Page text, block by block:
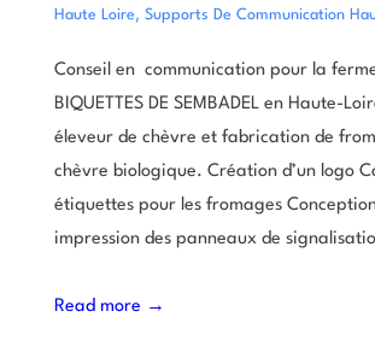
Haute Loire, Supports De Communication
Conseil en communication pour la
BIQUETTES DE SEMBADEL en Haute-
éleveur de chèvre et fabrication de
chèvre biologique. Création d’un logo
étiquettes pour les fromages
impression des panneaux de
Read more →